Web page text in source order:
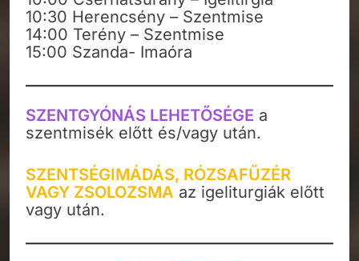
10:30 Herencsény – Szentmise
14:00 Terény – Szentmise
15:00 Szanda- Imaóra
SZENTGYÓNÁS LEHETŐSÉGE a
szentmisék előtt és/vagy után.
SZENTSÉGIMÁDÁS, RÓZSAFŰZÉR
VAGY ZSOLOZSMA az igeliturgiák előtt
vagy után.